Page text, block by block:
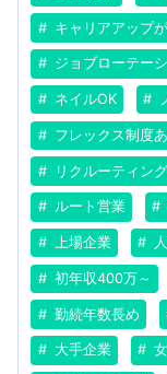
キャリアアップ
ジョブローテー
ネイルOK
フレックス制度
リクルーティン
ルート営業
上場企業
初年収400万～
勤続年数長め
大手企業